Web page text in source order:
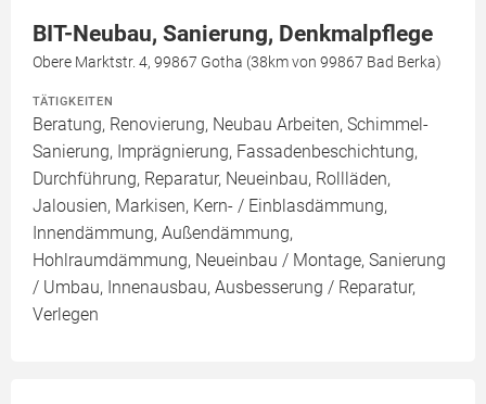
BIT-Neubau, Sanierung, Denkmalpflege
Obere Marktstr. 4, 99867 Gotha (38km von 99867 Bad Berka)
TÄTIGKEITEN
Beratung, Renovierung, Neubau Arbeiten, Schimmel-
Sanierung, Imprägnierung, Fassadenbeschichtung,
Durchführung, Reparatur, Neueinbau, Rollläden,
Jalousien, Markisen, Kern- / Einblasdämmung,
Innendämmung, Außendämmung,
Hohlraumdämmung, Neueinbau / Montage, Sanierung
/ Umbau, Innenausbau, Ausbesserung / Reparatur,
Verlegen